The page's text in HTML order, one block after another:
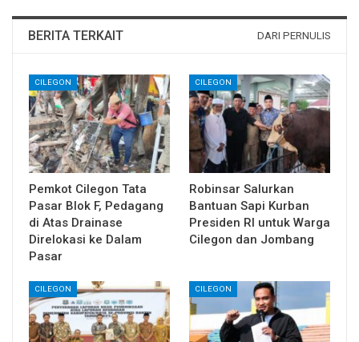
BERITA TERKAIT DARI PERNULIS
CILEGON
Pemkot Cilegon Tata
Pasar Blok F, Pedagang
di Atas Drainase
Direlokasi ke Dalam
Pasar
CILEGON
Robinsar Salurkan
Bantuan Sapi Kurban
Presiden RI untuk Warga
Cilegon dan Jombang
CILEGON CILEGON